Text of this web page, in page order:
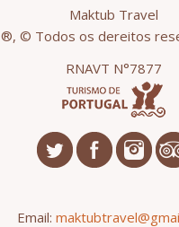
Maktub Travel
®, © Todos os dereitos
RNAVT N°7877
Email: